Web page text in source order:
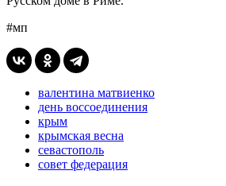
#мп
валентина матвиенко
день воссоединения
крым
крымская весна
севастополь
совет федерация